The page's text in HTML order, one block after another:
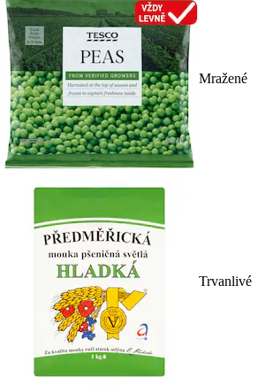
Mražené
Trvanlivé